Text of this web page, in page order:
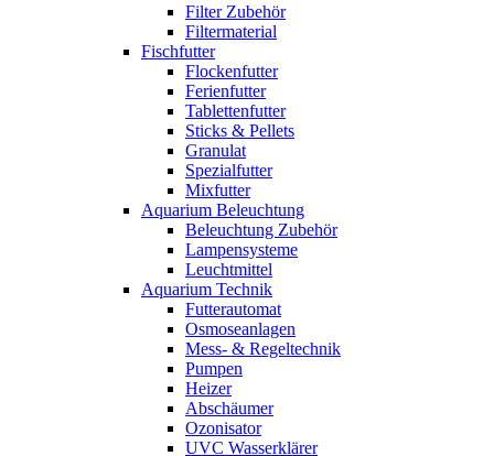
Filter Zubehör
Filtermaterial
Fischfutter
Flockenfutter
Ferienfutter
Tablettenfutter
Sticks & Pellets
Granulat
Spezialfutter
Mixfutter
Aquarium Beleuchtung
Beleuchtung Zubehör
Lampensysteme
Leuchtmittel
Aquarium Technik
Futterautomat
Osmoseanlagen
Mess- & Regeltechnik
Pumpen
Heizer
Abschäumer
Ozonisator
UVC Wasserklärer